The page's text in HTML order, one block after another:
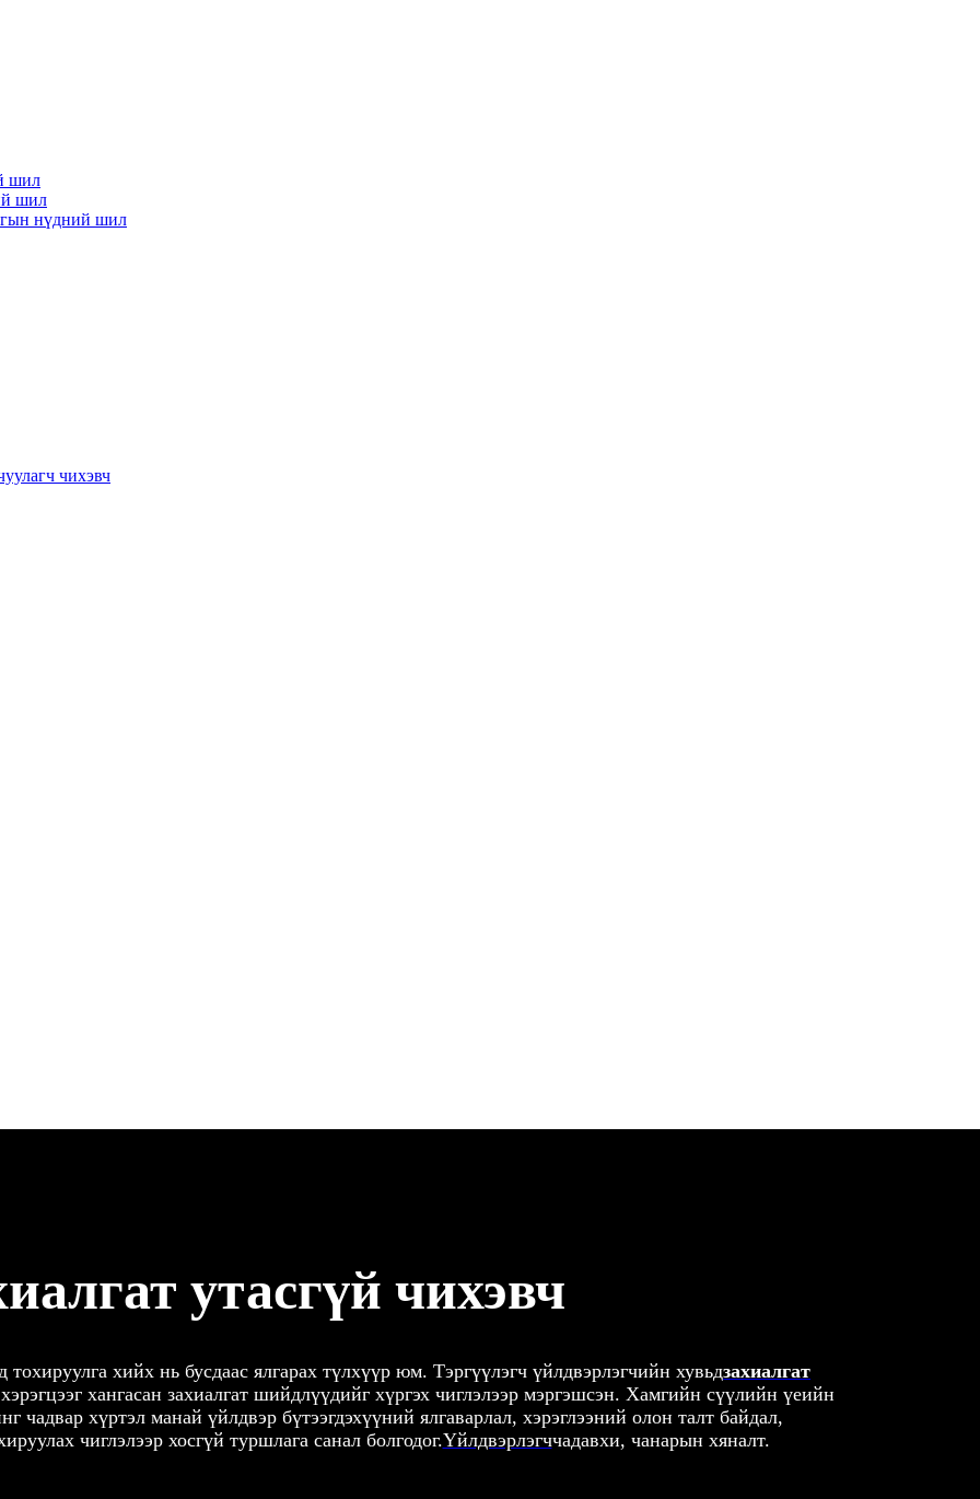
шил
шил
нүдний шил
чихэвч
утасгүй чихэвч
хийх нь бусдаас ялгарах түлхүүр юм. Тэргүүлэгч үйлдвэрлэгчийн хувьдзахиалгат
хангасан захиалгат шийдлүүдийг хүргэх чиглэлээр мэргэшсэн. Хамгийн сүүлийн үеийн
чадвар хүртэл манай үйлдвэр бүтээгдэхүүний ялгаварлал, хэрэглээний олон талт байдал,
чиглэлээр хосгүй туршлага санал болгодог.Үйлдвэрлэгччадавхи, чанарын хяналт.